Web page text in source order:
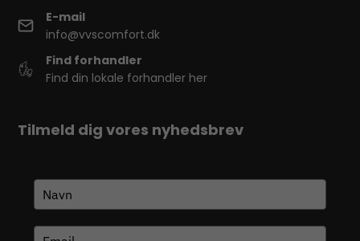
E-mail
info@vvscomfort.dk
Find forhandler
Find din lokale forhandler her
Tilmeld dig vores nyhedsbrev